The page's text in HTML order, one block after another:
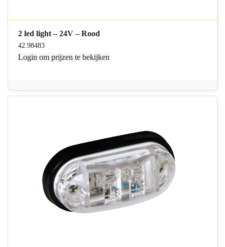
2 led light – 24V – Rood
42.98483
Login om prijzen te bekijken